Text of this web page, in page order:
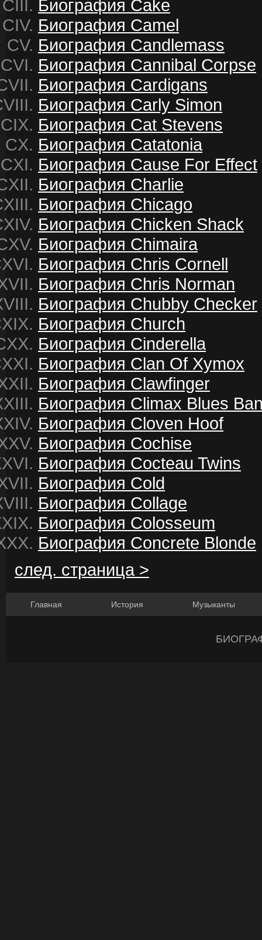
Биография Cake
Биография Camel
Биография Candlemass
Биография Cannibal Corpse
Биография Cardigans
Биография Carly Simon
Биография Cat Stevens
Биография Catatonia
Биография Cause For Effect
Биография Charlie
Биография Chicago
Биография Chicken Shack
Биография Chimaira
Биография Chris Cornell
Биография Chris Norman
Биография Chubby Checker
Биография Church
Биография Cinderella
Биография Clan Of Xymox
Биография Clawfinger
Биография Climax Blues
Биография Cloven Hoof
Биография Cochise
Биография Cocteau Twins
Биография Cold
Биография Collage
Биография Colosseum
Биография Concrete Blonde
след. страница >
Главная История Музыканты